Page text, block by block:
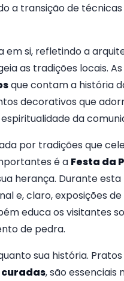
a transição de
em si, refletindo a
as tradições locais.
que contam a história
decorativos que
da
por tradições que
é a Festa da
herança. Durante esta
e, claro, exposições
educa os visitantes
de pedra.
sua história.
, são essenciais